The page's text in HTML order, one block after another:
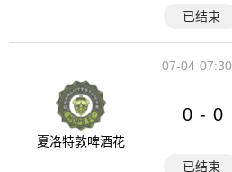
已结束
07:30
07-04
夏洛特敦啤酒花
0 - 0
已结束